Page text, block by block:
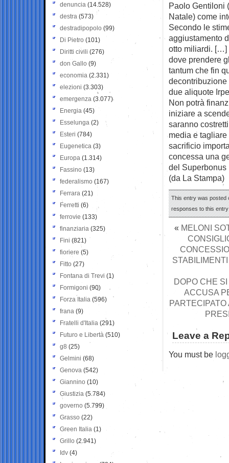
Paolo Gentiloni
Natale) come
Secondo le
aggiustamento
otto miliardi. […]
dove prendere
tantum che fin
decontribuzione
due aliquote
Non potrà
iniziare a
saranno
media e
sacrificio
concessa una
del Superbonus
(da La Stampa)
This entry was posted
responses to this
« MELONI
DOPO CHE
ACCUSA
PARTECIPATO
Leave a
You must be
denuncia (14.528)
destra (573)
destradipopolo (99)
Di Pietro (101)
Diritti civili (276)
don Gallo (9)
economia (2.331)
elezioni (3.303)
emergenza (3.077)
Energia (45)
Esselunga (2)
Esteri (784)
Eugenetica (3)
Europa (1.314)
Fassino (13)
federalismo (167)
Ferrara (21)
Ferretti (6)
ferrovie (133)
finanziaria (325)
Fini (821)
fioriere (5)
Fitto (27)
Fontana di Trevi (1)
Formigoni (90)
Forza Italia (596)
frana (9)
Fratelli d'Italia (291)
Futuro e Libertà (510)
g8 (25)
Gelmini (68)
Genova (542)
Giannino (10)
Giustizia (5.784)
governo (5.799)
Grasso (22)
Green Italia (1)
Grillo (2.941)
Idv (4)